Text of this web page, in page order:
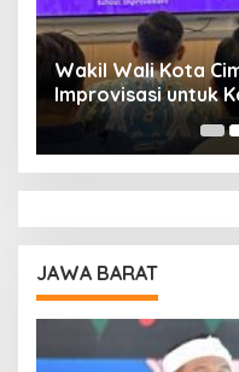
Wakil Wali Kota
Improvisasi untuk
Pendidikan
JAWA BARAT